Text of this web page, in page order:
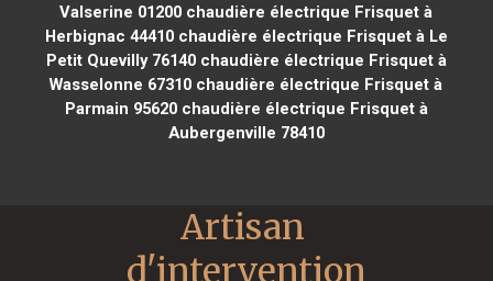
Valserine 01200 chaudière électrique Frisquet à
Herbignac 44410chaudière électrique Frisquet à Le
Petit Quevilly 76140chaudière électrique Frisquet à
Wasselonne 67310 chaudière électrique Frisquet à
Parmain 95620chaudière électrique Frisquet à
Aubergenville 78410
Artisan
d'intervention